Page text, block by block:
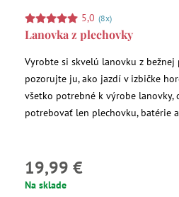
5,0 (8x)
Lanovka z plechovky
Vyrobte si skvelú lanovku z bežnej
pozorujte ju, ako jazdí v izbičke
všetko potrebné k výrobe lanovky,
potrebovať len plechovku, batérie
19,99 €
Na sklade